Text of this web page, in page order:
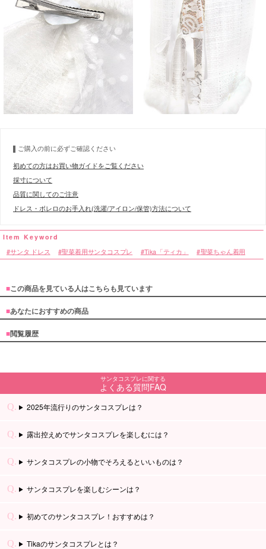
ご購入の前に必ずご確認ください
初めての方はお買い物ガイドをご覧ください
採寸について
品質に関してのご注意
ドレス・ボレロのお手入れ(洗濯/アイロン/保管)方法について
サンタ ドレス 聖菜着用サンタコスプレ Tika「ティカ」 聖菜ちゃん着用
■この商品を見ている人はこちらも見ています
■あなたにおすすめの商品
■閲覧履歴
サンタコスプレに関する
よくある質問FAQ
2025年流行りのサンタコスプレは？
露出控えめでサンタコスプレを楽しむには？
サンタコスプレの小物でそろえるといいものは？
サンタコスプレを楽しむシーンは？
初めてのサンタコスプレ！おすすめは？
Tikaのサンタコスプレとは？